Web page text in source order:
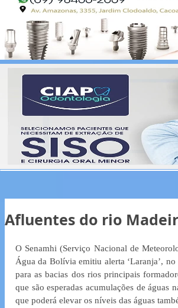
Afluentes do rio
O Senamhi (Serviço Nacional de
Água da Bolívia emitiu alerta ‘Laranja’,
para as bacias dos rios principais
que são esperadas acumulações de
que poderá elevar os níveis das águas